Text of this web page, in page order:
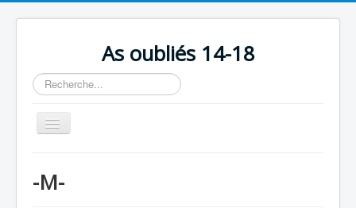
As oubliés 14-18
Rechercher
Basculer
la
Chronologie
-M-